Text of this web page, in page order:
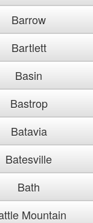
Barrow
Bartlett
Basin
Bastrop
Batavia
Batesville
Bath
Mountain